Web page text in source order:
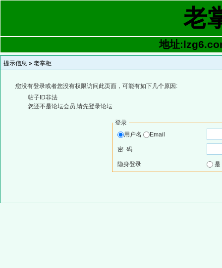
老
地址
提示信息 » 老掌柜
您没有登录或者您没有权限访问此页面，可能有如下几个原因:
帖子ID非法
您还不是论坛会员,请先登录论坛
登录
用户名
Email
密 码
隐身登录